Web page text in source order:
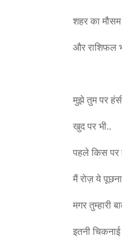
शहर का मौसम
और राशिफल
मुझे तुम पर
खुद पर भी..
पहले किस पर
मैं रोज़ ये
मगर तुम्हारी
इतनी चिकनाई